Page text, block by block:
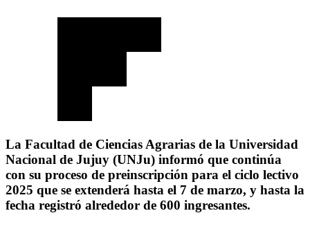
La Facultad de Ciencias Agrarias de la Universidad
Nacional de Jujuy (UNJu) informó que continúa
con su proceso de preinscripción para el ciclo lectivo
2025 que se extenderá hasta el 7 de marzo, y hasta la
fecha registró alrededor de 600 ingresantes.